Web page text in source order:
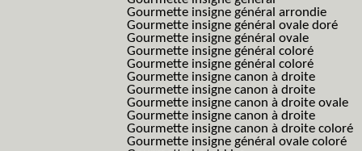
Gourmette insigne général arrondie
Gourmette insigne général ovale doré
Gourmette insigne général ovale
Gourmette insigne général coloré
Gourmette insigne général coloré
Gourmette insigne canon à droite
Gourmette insigne canon à droite
Gourmette insigne canon à droite ovale
Gourmette insigne canon à droite
Gourmette insigne canon à droite coloré
Gourmette insigne général ovale coloré